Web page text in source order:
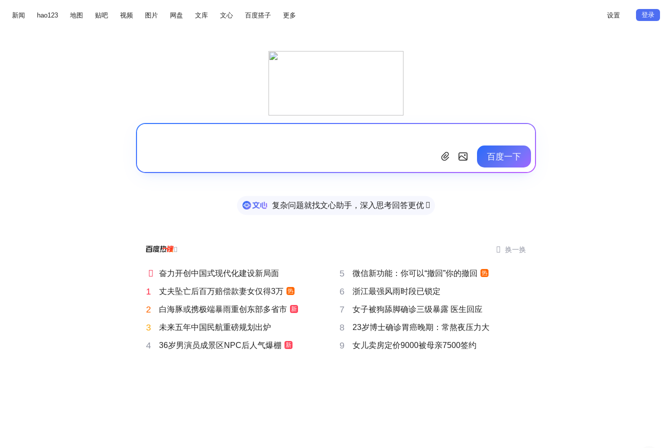
新闻 hao123 地图 贴吧 视频 图片 网盘 文库 文心 百度搭子 更多 设置 登录
百度一下
复杂问题就找文心助手，深入思考回答更优 
  换一换
 奋力开创中国式现代化建设新局面 5 微信新功能：你可以“撤回”你的撤回 热
1 丈夫坠亡后百万赔偿款妻女仅得3万 热 6 浙江最强风雨时段已锁定
2 白海豚或携极端暴雨重创东部多省市 新 7 女子被狗舔脚确诊三级暴露 医生回应
3 未来五年中国民航重磅规划出炉 8 23岁博士确诊胃癌晚期：常熬夜压力大
4 36岁男演员成景区NPC后人气爆棚 新 9 女儿卖房定价9000被母亲7500签约